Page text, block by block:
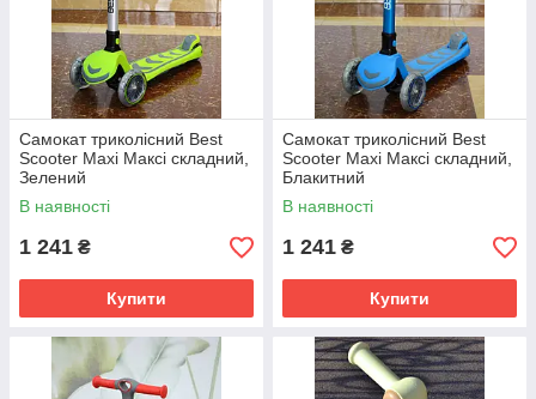
Самокат триколісний Best
Scooter Maxi Максі складний,
Зелений
В наявності
1 241 ₴
Купити
Самокат триколісний Best
Scooter Maxi Максі складний,
Блакитний
В наявності
1 241 ₴
Купити